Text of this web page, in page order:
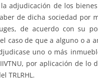
adjudicación de los
de dicha sociedad por
de acuerdo con su
caso de que a alguno o a
uno o más
por aplicación de lo
TRLRHL.